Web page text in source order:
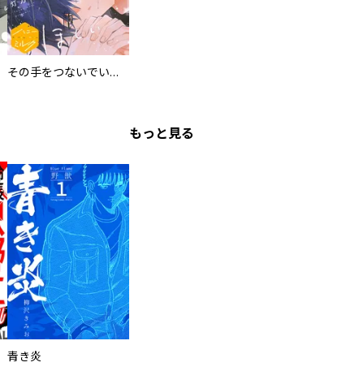
その手をつないでいてほしい 分冊版
もっと見る
青き炎